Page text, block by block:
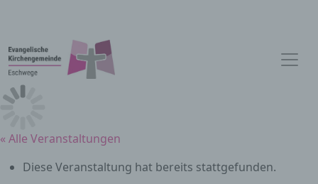
« Alle Veranstaltungen
Diese Veranstaltung hat bereits stattgefunden.